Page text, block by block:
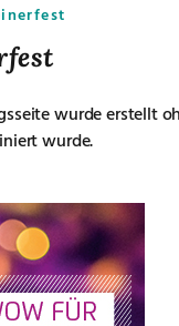
wurde erstellt
wurde.